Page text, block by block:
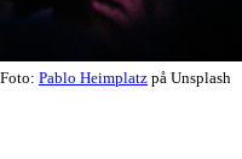
Foto: Pablo Heimplatz på Unsplash